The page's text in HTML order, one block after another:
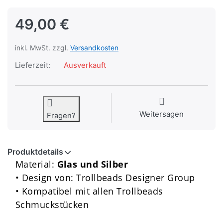
49,00 €
inkl. MwSt. zzgl. Versandkosten
Lieferzeit: Ausverkauft
Fragen? Weitersagen
Produktdetails
Material: Glas und Silber
• Design von: Trollbeads Designer Group
• Kompatibel mit allen Trollbeads
Schmuckstücken